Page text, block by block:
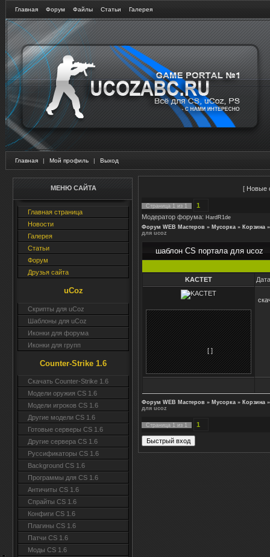
Главная Форум Файлы Статьи Галерея
Главная | Мой профиль | Выход
МЕНЮ САЙТА
Главная страница
Новости
Галерея
Статьи
Форум
Друзья сайта
uCoz
Скрипты для uCoz
Шаблоны для uCoz
Иконки для форума
Иконки для групп
Counter-Strike 1.6
Скачать Counter-Strike 1.6
Модели оружия CS 1.6
Модели игроков CS 1.6
Другие модели CS 1.6
Готовые серверы CS 1.6
Другие сервера CS 1.6
Руссификаторы CS 1.6
Background CS 1.6
Программы для CS 1.6
Античиты CS 1.6
Спрайты CS 1.6
Конфиги CS 1.6
Плагины CS 1.6
Патчи CS 1.6
Моды CS 1.6
[ Новые
Страница 1 из 1
1
Модератор форума: HardR1de
Форум WEB Мастеров » Мусорка » Корзина »
для ucoz
шаблон CS портала для ucoz
KACTET
[ ]
Форум WEB Мастеров » Мусорка » Корзина »
для ucoz
Страница 1 из 1 1